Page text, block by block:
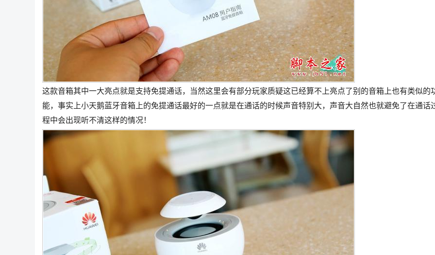
这款音箱其中一大亮点就是支持免提通话，当然这里会有部分玩家质疑这已经算不上亮点了别的音箱上也有类似的
能，事实上小天鹅蓝牙音箱上的免提通话最好的一点就是在通话的时候声音特别大，声音大自然也就避免了在通话
程中会出现听不清这样的情况！